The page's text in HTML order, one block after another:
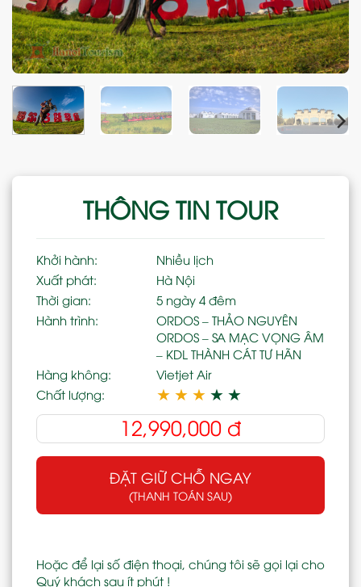
THÔNG TIN TOUR
Khởi hành:
Nhiều lịch
Xuất phát:
Hà Nội
Thời gian:
5 ngày 4 đêm
Hành trình:
ORDOS – THẢO NGUYÊN
ORDOS – SA MẠC VỌNG ÂM
– KDL THÀNH CÁT TƯ HÃN
Hàng không:
Vietjet Air
Chất lượng:
★ ★ ★ ★ ★
12,990,000 đ
ĐẶT GIỮ CHỖ NGAY
(THANH TOÁN SAU)
Hoặc để lại số điện thoại, chúng tôi sẽ gọi lại cho
Quý khách sau ít phút !